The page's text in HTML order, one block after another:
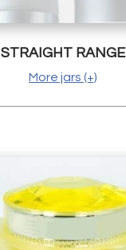
STRAIGHT RANGE
More jars (+)